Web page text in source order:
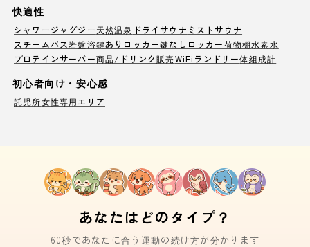
快適性
シャワージャグジー天然温泉 ドライサウナ ミストサウナ
スチームバス岩盤浴鍵ありロッカー鍵なしロッカー荷物棚水素水
プロテインサーバー商品/ドリンク販売WiFi ランドリー体組成計
初心者向け・安心感
託児所女性専用エリア
あなたはどのタイプ？
60秒であなたに合う運動の続け方が分かります